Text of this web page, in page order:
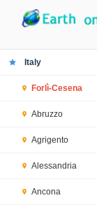
Italy
Forlì-Cesena
Abruzzo
Agrigento
Alessandria
Ancona